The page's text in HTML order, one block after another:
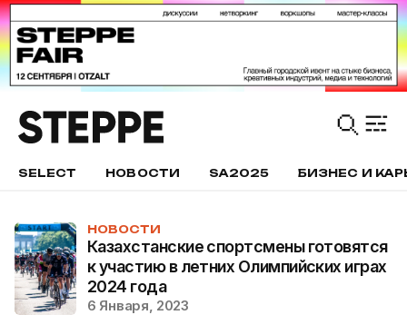
SELECT НОВОСТИ SA2025 БИЗНЕС И
НОВОСТИ
Казахстанские спортсмены готовятся
к участию в летних Олимпийских играх
2024 года
6 Января, 2023